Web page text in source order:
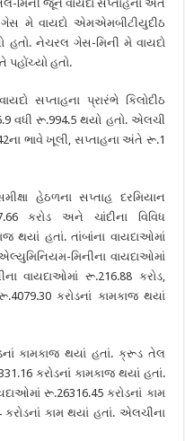
મિની જૂન વાયદો સપ્તાહના અંતે
મે વાયદો એમએમબીટીયુદીઠ
હતો. નેચરલ ગેસ-મિની મે વાયદો
પહોંચ્યો હતો.
સપ્તાહના પ્રારંભે કિલોદીઠ
વધી રૂ.994.5 થયો હતો. એલચી
ભાવે ખૂલી, સપ્તાહના અંતે રૂ.1
હેઠળના સપ્તાહ દરમિયાન
કરોડ અને ચાંદીના વિવિધ
થયાં હતાં. તાંબાંના વાયદાઓમાં
મિનીના વાયદાઓમાં
વાયદાઓમાં રૂ.216.88 કરોડ,
કરોડનાં કામકાજ થયાં
કામકાજ થયાં હતાં. ક્રૂડ તેલ
કરોડનાં કામકાજ થયાં હતાં.
રૂ.26316.45 કરોડનાં કામ
કરોડનાં કામ થયાં હતાં. એલચીના